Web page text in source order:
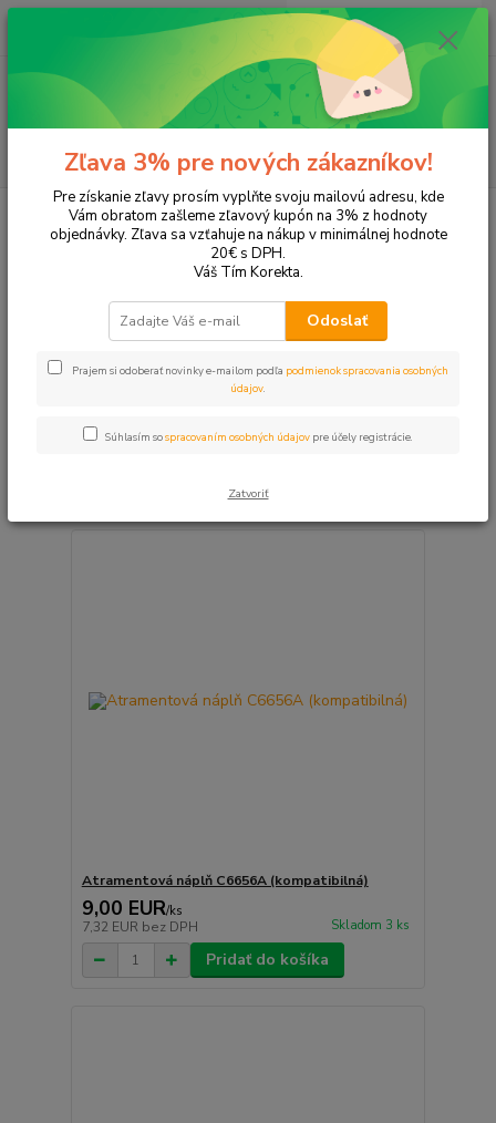
Hľadať
ks
za 0,00 EUR
Tonery a náplne do tlačiarní Hewlett Packard
HP Photosmart
Photosmart 7459
Photosmart 7459
Upresniť parametre
strana
Atramentová náplň C6656A (kompatibilná)
9,00 EUR/ks
7,32 EUR bez DPH Skladom 3 ks
Pridať do košíka
Zľava 3% pre nových zákazníkov!
Pre získanie zľavy prosím vyplňte svoju mailovú adresu, kde
Vám obratom zašleme zľavový kupón na 3% z hodnoty
objednávky. Zľava sa vzťahuje na nákup v minimálnej hodnote
20€ s DPH.
Váš Tím Korekta.
Odoslať
Prajem si odoberať novinky e-mailom podľa podmienok spracovania osobných
údajov.
Súhlasím sospracovaním osobných údajov pre účely registrácie.
Zatvoriť